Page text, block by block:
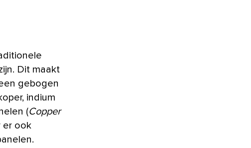
Dit maakt
gebogen
indium
(Copper
er ook